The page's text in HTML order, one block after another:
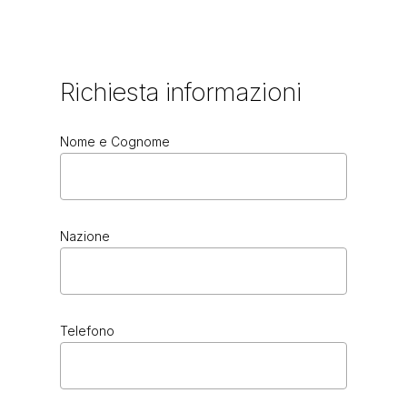
Richiesta informazioni
Nome e Cognome
Nazione
Telefono